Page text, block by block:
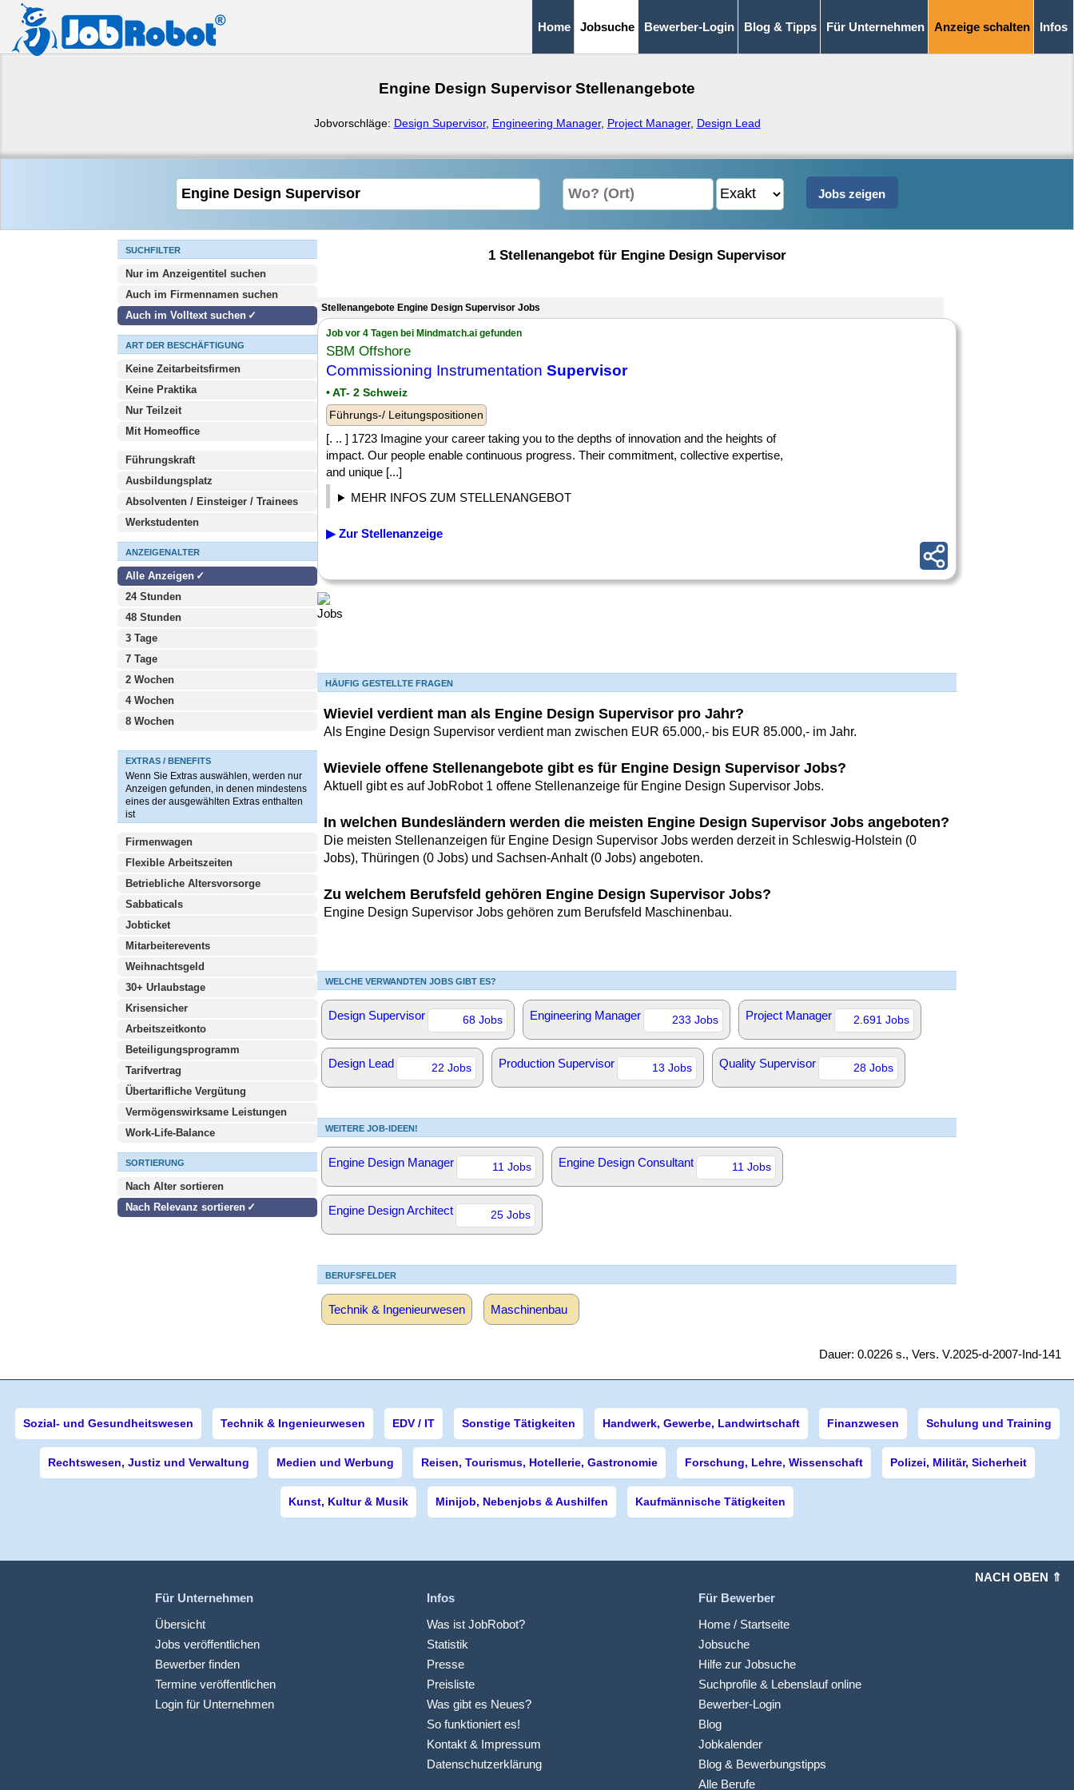
Home Jobsuche Bewerber-Login Blog & Tipps Für Unternehmen Anzeige schalten Infos
Engine Design Supervisor Stellenangebote
Jobvorschläge: Design Supervisor, Engineering Manager, Project Manager, Design Lead
SUCHFILTER
Nur im Anzeigentitel suchen
Auch im Firmennamen suchen
Auch im Volltext suchen
ART DER BESCHÄFTIGUNG
Keine Zeitarbeitsfirmen
Keine Praktika
Nur Teilzeit
Mit Homeoffice
Führungskraft
Ausbildungsplatz
Absolventen / Einsteiger / Trainees
Werkstudenten
ANZEIGENALTER
Alle Anzeigen
24 Stunden
48 Stunden
3 Tage
7 Tage
2 Wochen
4 Wochen
8 Wochen
EXTRAS / BENEFITS
Wenn Sie Extras auswählen, werden nur
Anzeigen gefunden, in denen mindestens
eines der ausgewählten Extras enthalten
ist
Firmenwagen
Flexible Arbeitszeiten
Betriebliche Altersvorsorge
Sabbaticals
Jobticket
Mitarbeiterevents
Weihnachtsgeld
30+ Urlaubstage
Krisensicher
Arbeitszeitkonto
Beteiligungsprogramm
Tarifvertrag
Übertarifliche Vergütung
Vermögenswirksame Leistungen
Work-Life-Balance
SORTIERUNG
Nach Alter sortieren
Nach Relevanz sortieren
1 Stellenangebot für Engine Design Supervisor
Stellenangebote Engine Design Supervisor Jobs
Job vor 4 Tagen bei Mindmatch.ai gefunden
SBM Offshore
Commissioning Instrumentation Supervisor
• AT- 2 Schweiz
Führungs-/ Leitungspositionen
[. .. ] 1723 Imagine your career taking you to the depths of innovation and the heights of
impact. Our people enable continuous progress. Their commitment, collective expertise,
and unique [...]
MEHR INFOS ZUM STELLENANGEBOT
▶ Zur Stellenanzeige
HÄUFIG GESTELLTE FRAGEN
Wieviel verdient man als Engine Design Supervisor pro Jahr?
Als Engine Design Supervisor verdient man zwischen EUR 65.000,- bis EUR 85.000,- im Jahr.
Wieviele offene Stellenangebote gibt es für Engine Design Supervisor Jobs?
Aktuell gibt es auf JobRobot 1 offene Stellenanzeige für Engine Design Supervisor Jobs.
In welchen Bundesländern werden die meisten Engine Design Supervisor Jobs angeboten?
Die meisten Stellenanzeigen für Engine Design Supervisor Jobs werden derzeit in Schleswig-Holstein (0
Jobs), Thüringen (0 Jobs) und Sachsen-Anhalt (0 Jobs) angeboten.
Zu welchem Berufsfeld gehören Engine Design Supervisor Jobs?
Engine Design Supervisor Jobs gehören zum Berufsfeld Maschinenbau.
WELCHE VERWANDTEN JOBS GIBT ES?
Design Supervisor 68 Jobs Engineering Manager 233 Jobs Project Manager 2.691 Jobs
Design Lead 22 Jobs Production Supervisor 13 Jobs Quality Supervisor 28 Jobs
WEITERE JOB-IDEEN!
Engine Design Manager 11 Jobs Engine Design Consultant 11 Jobs
Engine Design Architect 25 Jobs
BERUFSFELDER
Technik & Ingenieurwesen Maschinenbau
Dauer: 0.0226 s., Vers. V.2025-d-2007-Ind-141
Sozial- und Gesundheitswesen Technik & Ingenieurwesen EDV / IT Sonstige Tätigkeiten Handwerk, Gewerbe, Landwirtschaft Finanzwesen Schulung und Training
Rechtswesen, Justiz und Verwaltung Medien und Werbung Reisen, Tourismus, Hotellerie, Gastronomie Forschung, Lehre, Wissenschaft Polizei, Militär, Sicherheit
Kunst, Kultur & Musik Minijob, Nebenjobs & Aushilfen Kaufmännische Tätigkeiten
NACH OBEN ⇑
Für Unternehmen
Übersicht
Jobs veröffentlichen
Bewerber finden
Termine veröffentlichen
Login für Unternehmen
Infos
Was ist JobRobot?
Statistik
Presse
Preisliste
Was gibt es Neues?
So funktioniert es!
Kontakt & Impressum
Datenschutzerklärung
Für Bewerber
Home / Startseite
Jobsuche
Hilfe zur Jobsuche
Suchprofile & Lebenslauf online
Bewerber-Login
Blog
Jobkalender
Blog & Bewerbungstipps
Alle Berufe